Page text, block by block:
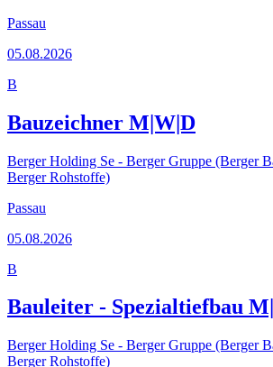
Passau
05.08.2026
B
Bauzeichner M|W|D
Berger Holding Se - Berger Gruppe (Berger
Berger Rohstoffe)
Passau
05.08.2026
B
Bauleiter - Spezialtiefbau
Berger Holding Se - Berger Gruppe (Berger
Berger Rohstoffe)